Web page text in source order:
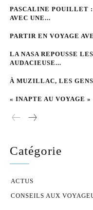
PASCALINE POUILLET
AVEC UNE...
PARTIR EN VOYAGE
LA NASA REPOUSSE
AUDACIEUSE...
À MUZILLAC, LES
« INAPTE AU VOYAGE
Catégorie
ACTUS
CONSEILS AUX